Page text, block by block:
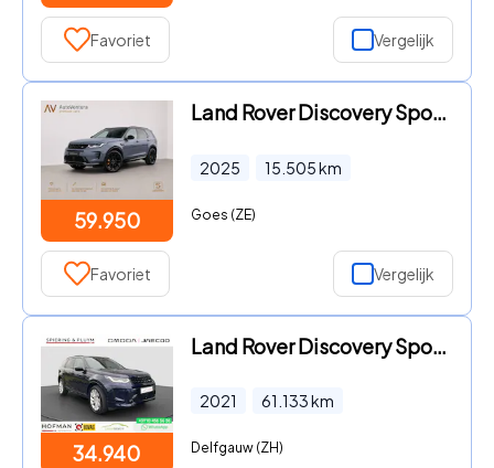
Favoriet Vergelijk
59.950
Land Rover Discovery Sport - 1.5 P270e PHEV Dynamic HSE | Trekhaak | Pano dak | Smartview
2025 15.505km
Goes (ZE)
Favoriet Vergelijk
34.940
Land Rover Discovery Sport - P300e 1.5 R-Dynamic HSE | Pano | Virtual | HUD | 360* | Meri
2021 61.133km
Delfgauw (ZH)